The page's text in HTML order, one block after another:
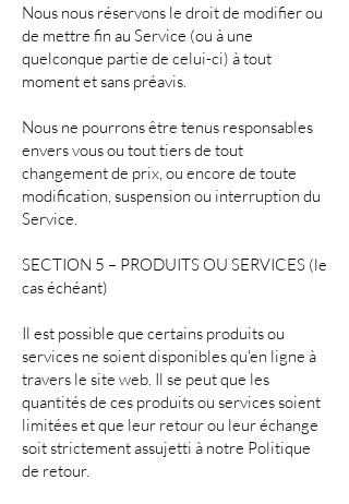
Nous nous réservons le droit de modifier ou
de mettre fin au Service (ou à une
quelconque partie de celui-ci) à tout
moment et sans préavis.
Nous ne pourrons être tenus responsables
envers vous ou tout tiers de tout
changement de prix, ou encore de toute
modification, suspension ou interruption du
Service.
SECTION 5 – PRODUITS OU SERVICES (le
cas échéant)
Il est possible que certains produits ou
services ne soient disponibles qu'en ligne à
travers le site web. Il se peut que les
quantités de ces produits ou services soient
limitées et que leur retour ou leur échange
soit strictement assujetti à notre Politique
de retour.